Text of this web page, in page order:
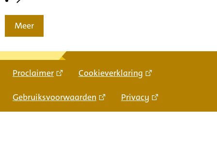
Meer
Proclaimer Cookieverklaring
Gebruiksvoorwaarden Privacy